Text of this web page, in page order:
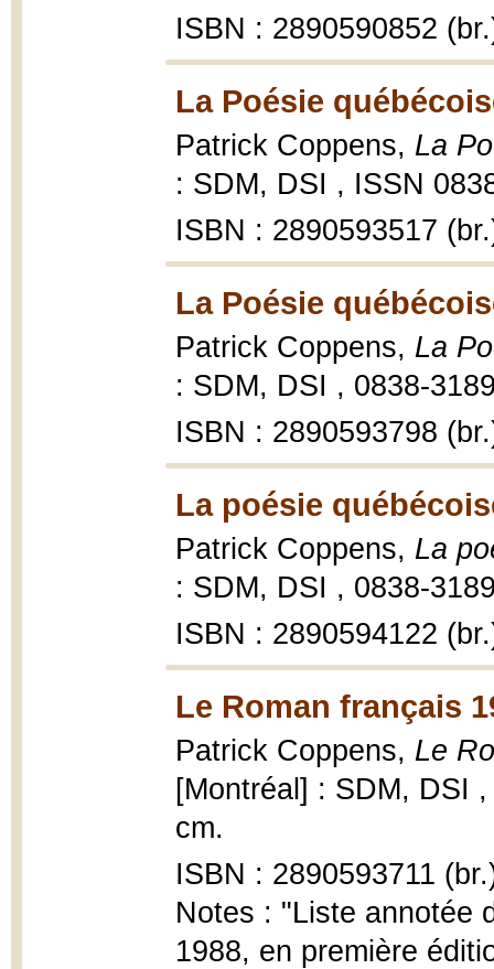
ISBN : 2890590852
La Poésie
Patrick Coppens, La
: SDM, DSI , ISSN
ISBN : 2890593517
La Poésie
Patrick Coppens, La
: SDM, DSI , 0838-
ISBN : 2890593798
La poésie
Patrick Coppens, La
: SDM, DSI , 0838-
ISBN : 2890594122
Le Roman français
Patrick Coppens, Le
[Montréal] : SDM, DSI
cm.
ISBN : 2890593711
Notes : "Liste annotée
1988, en première